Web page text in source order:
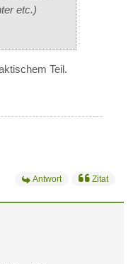
etc.)
Teil.
Antwort Zitat